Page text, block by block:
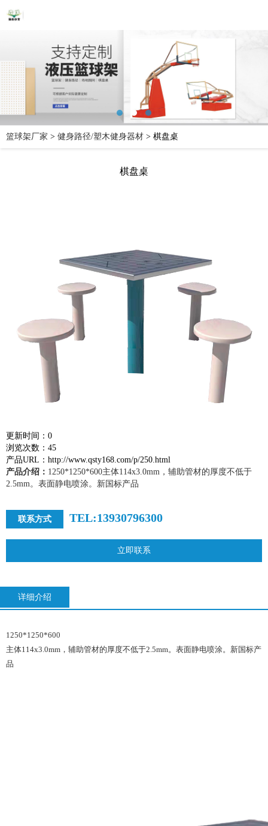
篮球架厂家 > 健身路径/塑木健身器材 > 棋盘桌
棋盘桌
更新时间：0
浏览次数：45
产品URL：http://www.qsty168.com/p/250.html
产品介绍： 1250*1250*600主体114x3.0mm，辅助管材的厚度不低于
2.5mm。表面静电喷涂。新国标产品
联系方式 TEL:13930796300
立即联系
详细介绍
1250*1250*600
主体114x3.0mm，辅助管材的厚度不低于2.5mm。表面静电喷涂。新国标产
品